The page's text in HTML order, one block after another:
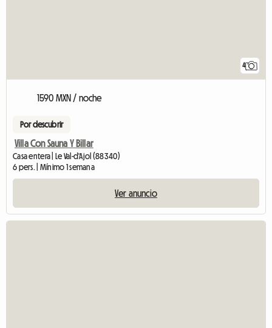
4
1590 MXN / noche
Por descubrir
Villa Con Sauna Y Billar
Casa entera | Le Val-d'Ajol (88340)
6 pers. | Mínimo 1 semana
Ver anuncio